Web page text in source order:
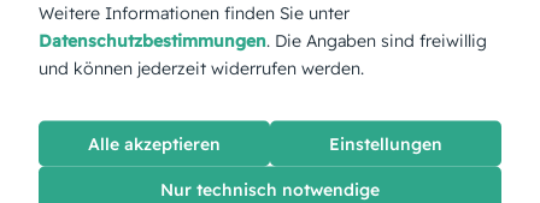
jetzt gestalten
Weitere Informationen finden Sie unter
Datenschutzbestimmungen. Die Angaben sind freiwillig
und können jederzeit widerrufen werden.
Alle akzeptieren Einstellungen
Nur technisch notwendige